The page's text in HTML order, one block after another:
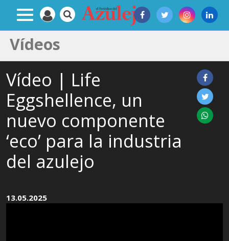
Vídeos
Vídeo | Life
Eggshellence, un
nuevo componente
‘eco’ para la industria
del azulejo
13.05.2025